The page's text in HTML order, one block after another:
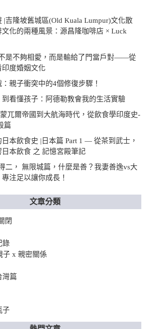
|吉隆坡舊城區(Old Kuala Lumpur)文化散
化的兩種風景：源昌隆咖啡店 × Luck
是不夠相愛，而是輸給了門當戶對——從
印度婚姻文化
親子衝突中的4個修復步驟！
看懂孩子：阿德勒教會我的生活實驗
兀爾帝國到大航海時代，從飲食學印度史-
篇
本飲食史 |日本篇 Part 1 — 從茶到武士，
日本飲食 之 記憶宮殿筆記
二， 無限城篇，什麼是善？我妻善逸vs大
注足以讓你成長！
文章分類
閉
錄
子 x 親密關係
灣篇
子